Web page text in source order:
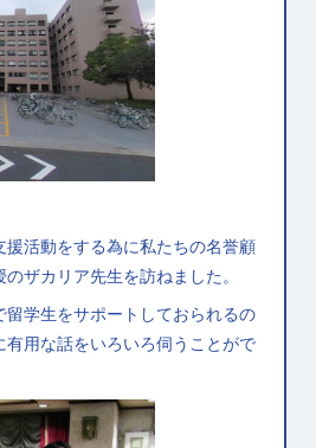
活動をする為に私たちの名誉顧
ザカリア先生を訪ねました。
学生をサポートしておられるの
有用な話をいろいろ伺うことがで